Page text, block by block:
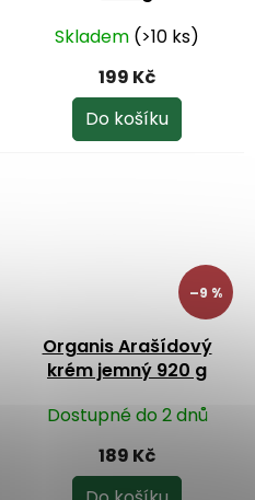
Skladem (>10 ks)
199 Kč
Do košíku
–9 %
Organis Arašídový
krém jemný 920 g
Dostupné do 2 dnů
189 Kč